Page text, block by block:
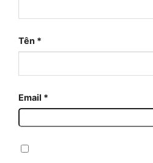
Tên *
Email *